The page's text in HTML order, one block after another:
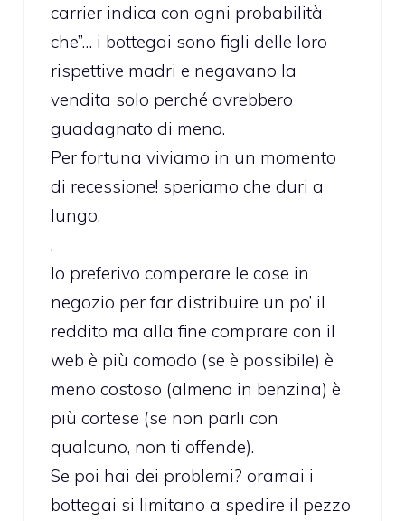
carrier indica con ogni probabilità
che”… i bottegai sono figli delle loro
rispettive madri e negavano la
vendita solo perché avrebbero
guadagnato di meno.
Per fortuna viviamo in un momento
di recessione! speriamo che duri a
lungo.
.
Io preferivo comperare le cose in
negozio per far distribuire un po’ il
reddito ma alla fine comprare con il
web è più comodo (se è possibile) è
meno costoso (almeno in benzina) è
più cortese (se non parli con
qualcuno, non ti offende).
Se poi hai dei problemi? oramai i
bottegai si limitano a spedire il pezzo